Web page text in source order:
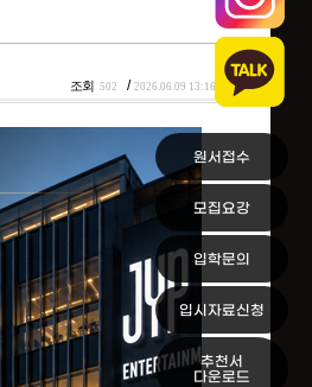
원서접수
모집요강
입학문의
입시자료신청
추천서
다운로드
조회 502 /2026.06.09 13:16